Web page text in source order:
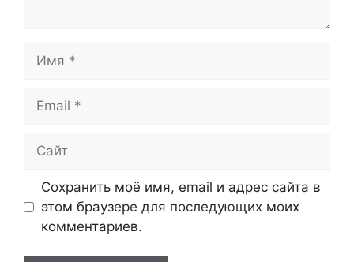
Сохранить моё имя, email и адрес сайта в
этом браузере для последующих моих
комментариев.